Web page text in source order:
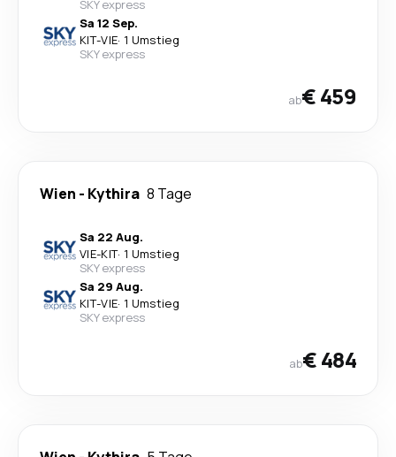
SKY express
Sa 12 Sep.
KIT-VIE· 1 Umstieg
SKY express
ab€ 459
Wien - Kythira 8 Tage
Sa 22 Aug.
VIE-KIT· 1 Umstieg
SKY express
Sa 29 Aug.
KIT-VIE· 1 Umstieg
SKY express
ab€ 484